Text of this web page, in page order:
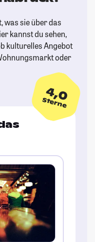
was sie über das
kannst du sehen,
kulturelles Angebot
oder
4,0
Sterne